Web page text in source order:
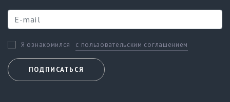
Я ознакомился с пользовательским соглашением
ПОДПИСАТЬСЯ